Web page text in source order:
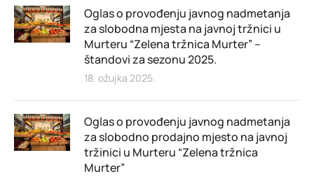
Oglas o provođenju javnog nadmetanja
za slobodna mjesta na javnoj tržnici u
Murteru “Zelena tržnica Murter” –
štandovi za sezonu 2025.
18. ožujka 2025.
Oglas o provođenju javnog nadmetanja
za slobodno prodajno mjesto na javnoj
tržinici u Murteru “Zelena tržnica
Murter”